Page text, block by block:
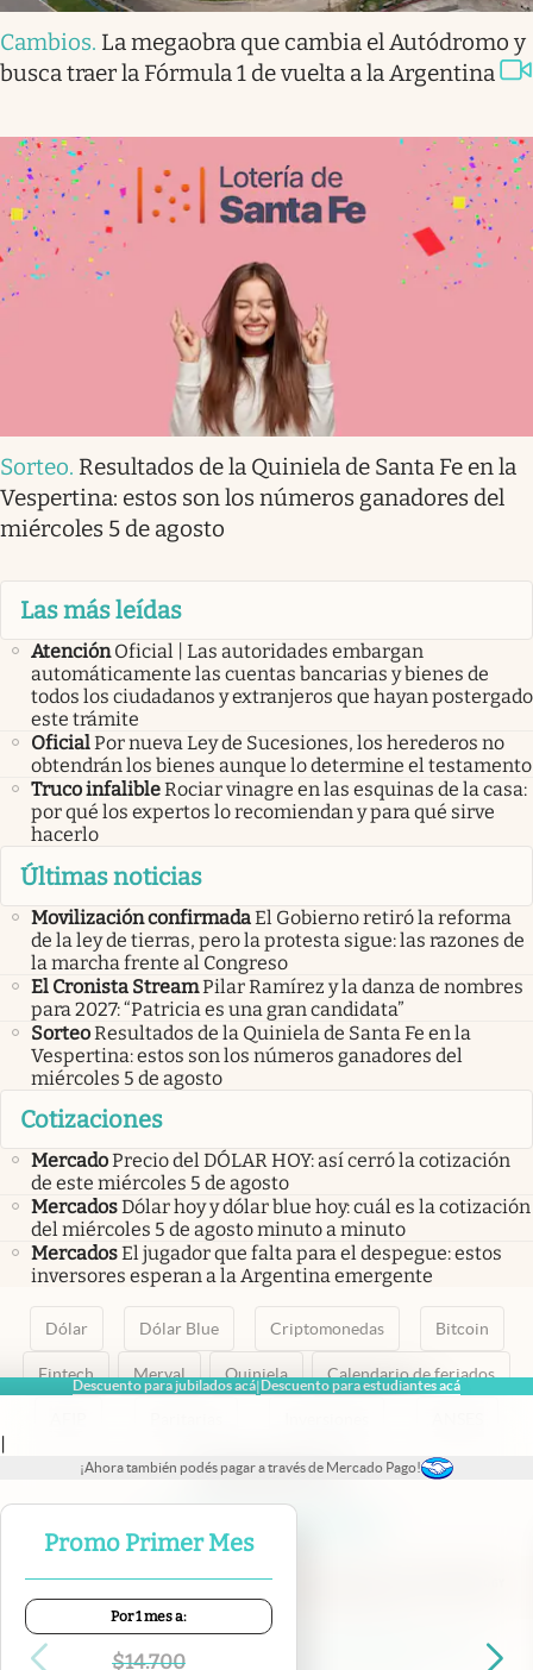
Descuento para jubilados acá|Descuento para estudiantes acá
|
¡Ahora también podés pagar a través de Mercado Pago!
Promo Primer Mes
Por 1 mes a:
$14.700
Cambios. La megaobra que cambia el Autódromo y
busca traer la Fórmula 1 de vuelta a la Argentina
Sorteo. Resultados de la Quiniela de Santa Fe en la
Vespertina: estos son los números ganadores del
miércoles 5 de agosto
Las más leídas
Atención Oficial | Las autoridades embargan
automáticamente las cuentas bancarias y bienes de
todos los ciudadanos y extranjeros que hayan postergado
este trámite
OficialPor nueva Ley de Sucesiones, los herederos no
obtendrán los bienes aunque lo determine el testamento
Truco infalibleRociar vinagre en las esquinas de la casa:
por qué los expertos lo recomiendan y para qué sirve
hacerlo
Últimas noticias
Movilización confirmadaEl Gobierno retiró la reforma
de la ley de tierras, pero la protesta sigue: las razones de
la marcha frente al Congreso
El Cronista StreamPilar Ramírez y la danza de nombres
para 2027: “Patricia es una gran candidata”
SorteoResultados de la Quiniela de Santa Fe en la
Vespertina: estos son los números ganadores del
miércoles 5 de agosto
Cotizaciones
MercadoPrecio del DÓLAR HOY: así cerró la cotización
de este miércoles 5 de agosto
MercadosDólar hoy y dólar blue hoy: cuál es la cotización
del miércoles 5 de agosto minuto a minuto
MercadosEl jugador que falta para el despegue: estos
inversores esperan a la Argentina emergente
Dólar Dólar Blue Criptomonedas Bitcoin
Fintech Merval Quiniela Calendario de feriados
abre en nueva pestaña
abre en nueva pestaña
abre en nueva pestaña
abre en nueva pestaña
abre en nueva pestaña